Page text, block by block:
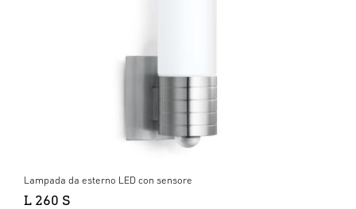
Lampada da esterno LED con sensore
L 260 S